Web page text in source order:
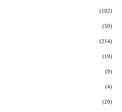
(102)
(50)
(214)
(19)
(9)
(4)
(20)